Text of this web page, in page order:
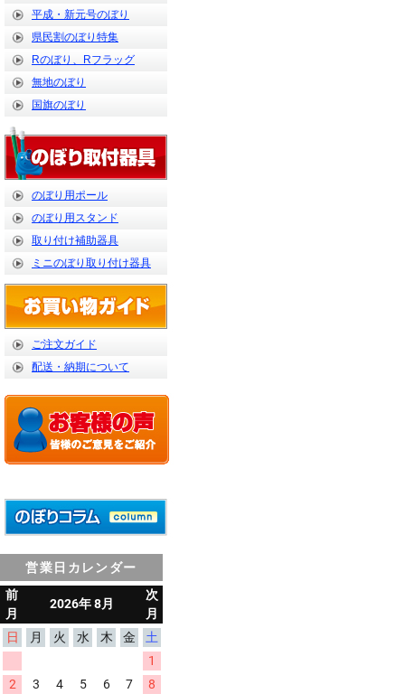
平成・新元号のぼり
県民割のぼり特集
Rのぼり、Rフラッグ
無地のぼり
国旗のぼり
のぼり用ポール
のぼり用スタンド
取り付け補助器具
ミニのぼり取り付け器具
ご注文ガイド
配送・納期について
営業日カレンダー